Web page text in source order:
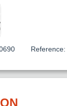
Reference: